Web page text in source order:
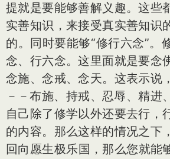
提就是要能够善解义趣。这些
实善知识，来接受真实善知识
的。同时要能够“修行六念”。
念、行六念。这里面就是要念
念施、念戒、念天。这表示说
－－布施、持戒、忍辱、精进
自己除了修学以外还要去行，
的内容。那么这样的情况之下
回向愿生极乐国，那么您就能